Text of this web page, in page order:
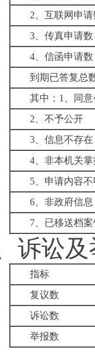
2 、互联网申
3 、传真申请数
4 、信函申请数
到期已答复总
其中： 1
同
2 、不予公开
3 、信息不存在
4 、非本机关
5 、申请内容
6 、非政府信息
7 、已移送档
诉讼
指标
复议数
诉讼数
举报数